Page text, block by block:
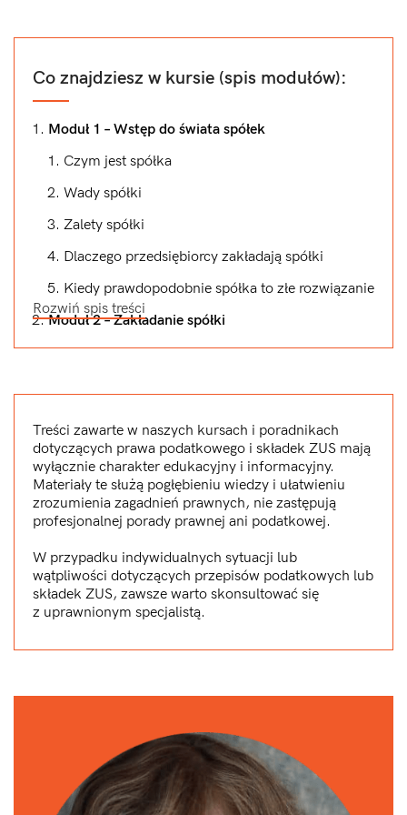
Co znajdziesz w kursie (spis modułów):
Moduł 1 – Wstęp do świata spółek
Czym jest spółka
Wady spółki
Zalety spółki
Dlaczego przedsiębiorcy zakładają spółki
Kiedy prawdopodobnie spółka to złe rozwiązanie
Moduł 2 – Zakładanie spółki
Jakie są wady i zalety zakładania spółki
spółki przez internet?
Jakie są wady zalety zakładania spółki
przez notariusza?
Jak wygląda proces o ile kosztuje zakładanie
Umowa spółki – jak ją dopasować i kiedy to jest
konieczne
Co trzeba zrobić po zarejestrowaniu spółki
przez sąd
Jak działa podatek VAT w spółce?
Czym jest CIT estoński i jak z niego skorzystać?
Rozwiń spis treści
Treści zawarte w naszych kursach i poradnikach
dotyczących prawa podatkowego i składek ZUS mają
wyłącznie charakter edukacyjny i informacyjny.
Materiały te służą pogłębieniu wiedzy i ułatwieniu
zrozumienia zagadnień prawnych, nie zastępują
profesjonalnej porady prawnej ani podatkowej.
W przypadku indywidualnych sytuacji lub
wątpliwości dotyczących przepisów podatkowych lub
składek ZUS, zawsze warto skonsultować się
z uprawnionym specjalistą.